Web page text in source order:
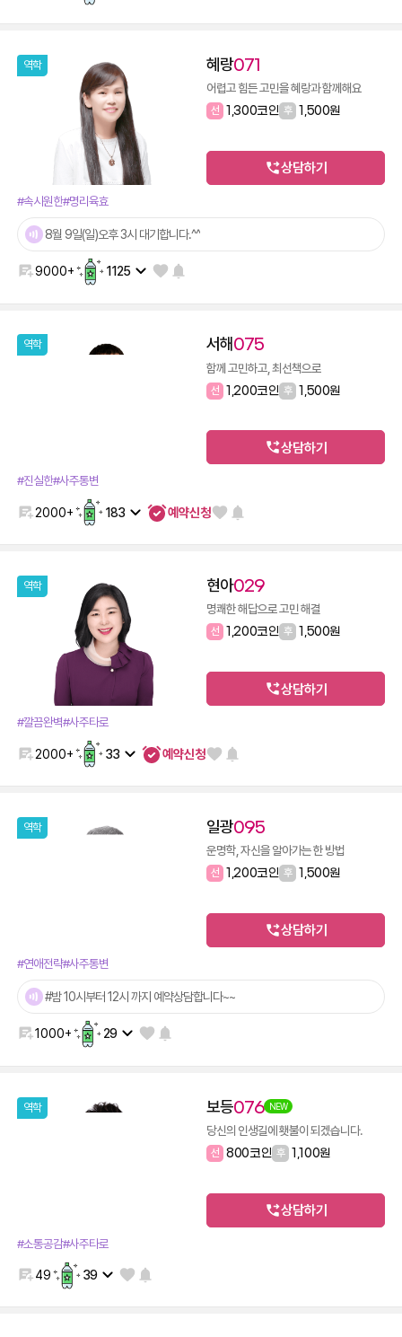
역학 혜랑071
어렵고 힘든 고민을 혜랑과 함께해요
선 1,300코인 후 1,500원
상담하기
#속시원한#명리육효
8월 9일(일)오후 3시 대기합니다.^^
9000+ 1125
역학 서해075
함께 고민하고, 최선책으로
선 1,200코인 후 1,500원
상담하기
#진실한#사주통변
2000+ 183 예약신청
역학 현아029
명쾌한 해답으로 고민 해결
선 1,200코인 후 1,500원
상담하기
#깔끔완벽#사주타로
2000+ 33 예약신청
역학 일광095
운명학, 자신을 알아가는 한 방법
선 1,200코인 후 1,500원
상담하기
#연애전략#사주통변
#밤 10시부터 12시 까지 예약상담합니다~~
1000+ 29
역학 보등076 NEW
당신의 인생길에 횃불이 되겠습니다.
선 800코인 후 1,100원
상담하기
#소통공감#사주타로
49 39